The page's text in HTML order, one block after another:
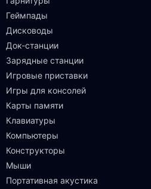
Геймпады
Дисководы
Док-станции
Зарядные станции
Игровые приставки
Игры для консолей
Карты памяти
Клавиатуры
Компьютеры
Конструкторы
Мыши
Портативная акустика